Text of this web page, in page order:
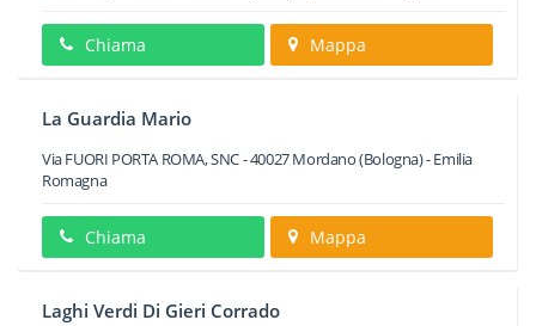
Chiama Mappa
La Guardia Mario
Via FUORI PORTA ROMA, SNC-40027Mordano(Bologna) -Emilia
Romagna
Chiama Mappa
Laghi Verdi Di Gieri Corrado